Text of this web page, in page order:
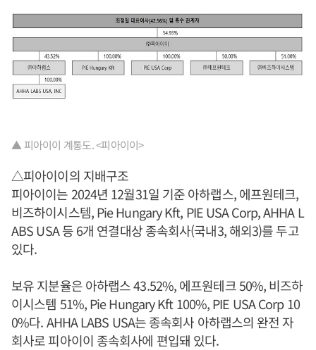
▲ 피아이이 계통도. <피아이이>
△피아이이의 지배구조
피아이이는 2024년 12월31일 기준 아하랩스, 에프원테크,
비즈하이시스템, Pie Hungary Kft, PIE USA Corp, AHHA L
ABS USA 등 6개 연결대상 종속회사(국내3, 해외3)를 두고
있다.
보유 지분율은 아하랩스 43.52%, 에프원테크 50%, 비즈하
이시스템 51%, Pie Hungary Kft 100%, PIE USA Corp 10
0%다. AHHA LABS USA는 종속회사 아하랩스의 완전 자
회사로 피아이이 종속회사에 편입돼 있다.